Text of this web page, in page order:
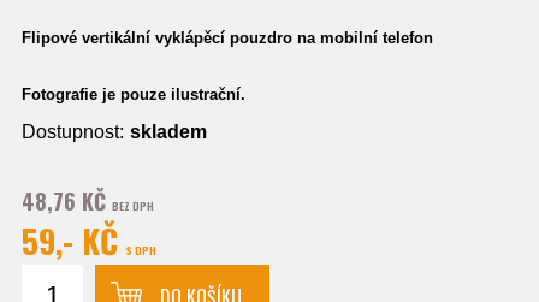
Flipové vertikální vyklápěcí pouzdro na mobilní telefon
Fotografie je pouze ilustrační.
Dostupnost: skladem
48,76 KČ BEZ DPH
59,- KČ S DPH